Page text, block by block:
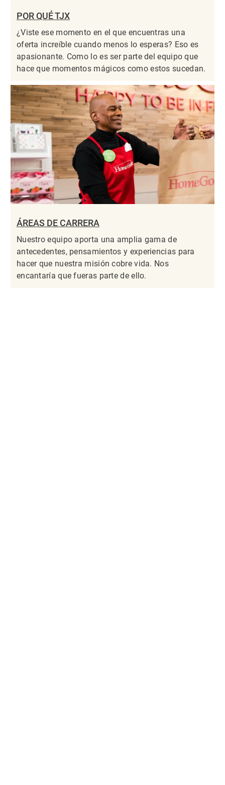
POR QUÉ TJX
¿Viste ese momento en el que encuentras una
oferta increíble cuando menos lo esperas? Eso es
apasionante. Como lo es ser parte del equipo que
hace que momentos mágicos como estos sucedan.
ÁREAS DE CARRERA
Nuestro equipo aporta una amplia gama de
antecedentes, pensamientos y experiencias para
hacer que nuestra misión cobre vida. Nos
encantaría que fueras parte de ello.